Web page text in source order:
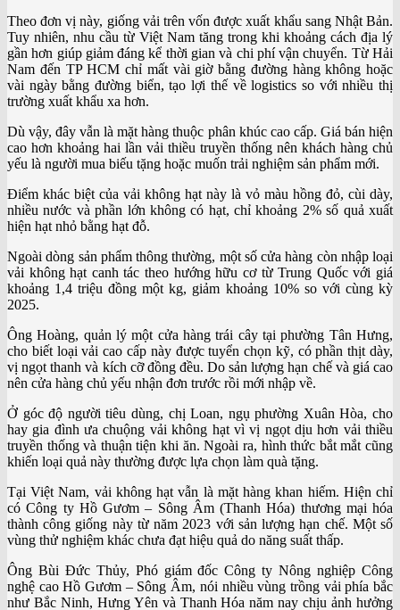
Theo đơn vị này, giống vải trên vốn được xuất khẩu sang Nhật Bản.
Tuy nhiên, nhu cầu từ Việt Nam tăng trong khi khoảng cách địa lý
gần hơn giúp giảm đáng kể thời gian và chi phí vận chuyển. Từ Hải
Nam đến TP HCM chỉ mất vài giờ bằng đường hàng không hoặc
vài ngày bằng đường biển, tạo lợi thế về logistics so với nhiều thị
trường xuất khẩu xa hơn.
Dù vậy, đây vẫn là mặt hàng thuộc phân khúc cao cấp. Giá bán hiện
cao hơn khoảng hai lần vải thiều truyền thống nên khách hàng chủ
yếu là người mua biếu tặng hoặc muốn trải nghiệm sản phẩm mới.
Điểm khác biệt của vải không hạt này là vỏ màu hồng đỏ, cùi dày,
nhiều nước và phần lớn không có hạt, chỉ khoảng 2% số quả xuất
hiện hạt nhỏ bằng hạt đỗ.
Ngoài dòng sản phẩm thông thường, một số cửa hàng còn nhập loại
vải không hạt canh tác theo hướng hữu cơ từ Trung Quốc với giá
khoảng 1,4 triệu đồng một kg, giảm khoảng 10% so với cùng kỳ
2025.
Ông Hoàng, quản lý một cửa hàng trái cây tại phường Tân Hưng,
cho biết loại vải cao cấp này được tuyển chọn kỹ, có phần thịt dày,
vị ngọt thanh và kích cỡ đồng đều. Do sản lượng hạn chế và giá cao
nên cửa hàng chủ yếu nhận đơn trước rồi mới nhập về.
Ở góc độ người tiêu dùng, chị Loan, ngụ phường Xuân Hòa, cho
hay gia đình ưa chuộng vải không hạt vì vị ngọt dịu hơn vải thiều
truyền thống và thuận tiện khi ăn. Ngoài ra, hình thức bắt mắt cũng
khiến loại quả này thường được lựa chọn làm quà tặng.
Tại Việt Nam, vải không hạt vẫn là mặt hàng khan hiếm. Hiện chỉ
có Công ty Hồ Gươm – Sông Âm (Thanh Hóa) thương mại hóa
thành công giống này từ năm 2023 với sản lượng hạn chế. Một số
vùng thử nghiệm khác chưa đạt hiệu quả do năng suất thấp.
Ông Bùi Đức Thủy, Phó giám đốc Công ty Nông nghiệp Công
nghệ cao Hồ Gươm – Sông Âm, nói nhiều vùng trồng vải phía bắc
như Bắc Ninh, Hưng Yên và Thanh Hóa năm nay chịu ảnh hưởng